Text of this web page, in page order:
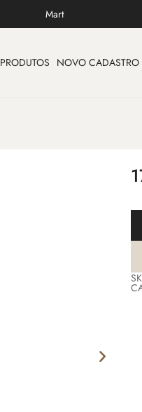
Mart
PRODUTOS NOVO CADASTRO